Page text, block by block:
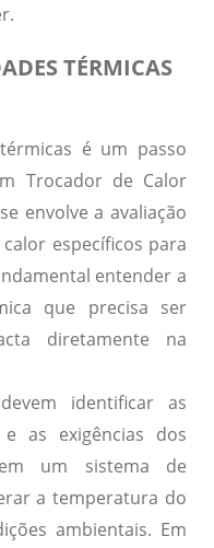
TÉRMICAS
é um passo
Trocador de Calor
envolve a avaliação
específicos para
entender a
que precisa ser
diretamente na
identificar as
as exigências dos
um sistema de
a temperatura do
ambientais. Em